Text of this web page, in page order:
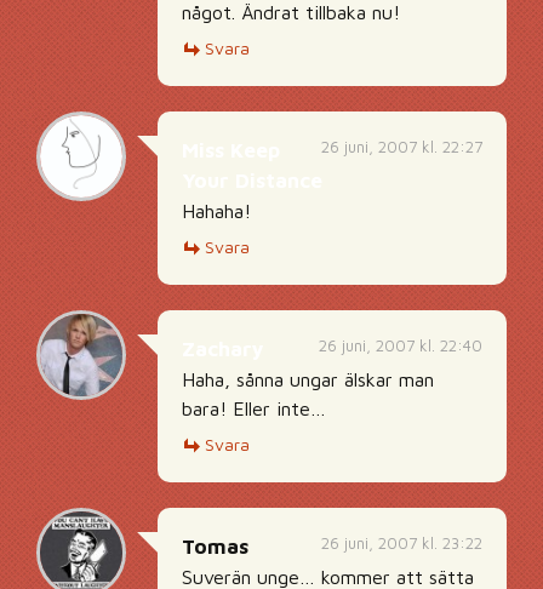
något. Ändrat tillbaka nu!
Svara
26 juni, 2007 kl. 22:27
Hahaha!
Svara
26 juni, 2007 kl. 22:40
Haha, sånna ungar älskar man
bara! Eller inte…
Svara
26 juni, 2007 kl. 23:22
Tomas
Suverän unge… kommer att sätta